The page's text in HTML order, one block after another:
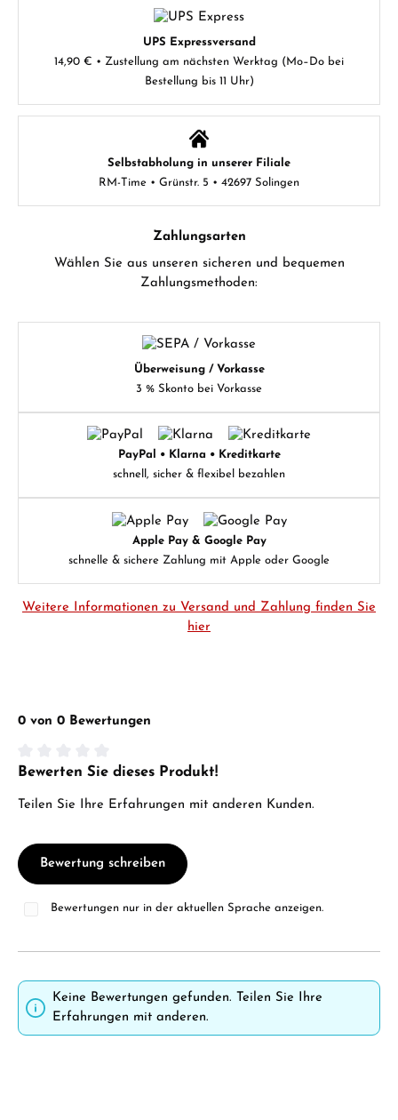
UPS Expressversand
14,90 € • Zustellung am nächsten Werktag (Mo–Do bei
Bestellung bis 11 Uhr)
Selbstabholung in unserer Filiale
RM-Time • Grünstr. 5 • 42697 Solingen
Zahlungsarten
Wählen Sie aus unseren sicheren und bequemen
Zahlungsmethoden:
Überweisung / Vorkasse
3 % Skonto bei Vorkasse
PayPal • Klarna • Kreditkarte
schnell, sicher & flexibel bezahlen
Apple Pay & Google Pay
schnelle & sichere Zahlung mit Apple oder Google
Weitere Informationen zu Versand und Zahlung finden Sie
hier
0 von 0 Bewertungen
Durchschnittliche Bewertung von 0 von 5 Sternen
Bewerten Sie dieses Produkt!
Teilen Sie Ihre Erfahrungen mit anderen Kunden.
Bewertung schreiben
Bewertungen nur in der aktuellen Sprache anzeigen.
Keine Bewertungen gefunden. Teilen Sie Ihre
Erfahrungen mit anderen.